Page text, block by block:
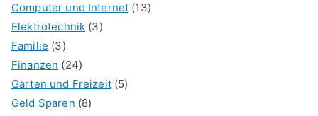
Computer und Internet (13)
Elektrotechnik (3)
Familie (3)
Finanzen (24)
Garten und Freizeit(5)
Geld Sparen (8)